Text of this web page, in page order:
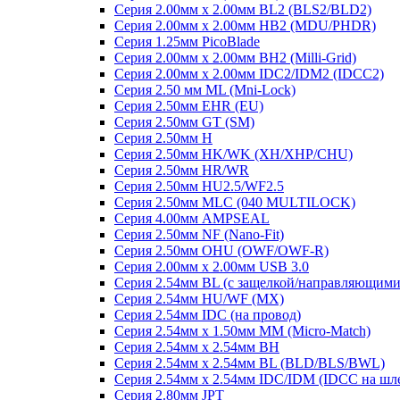
Серия 2.00мм x 2.00мм BL2 (BLS2/BLD2)
Серия 2.00мм x 2.00мм HB2 (MDU/PHDR)
Серия 1.25мм PicoBlade
Серия 2.00мм х 2.00мм BH2 (Milli-Grid)
Серия 2.00мм х 2.00мм IDC2/IDM2 (IDCC2)
Серия 2.50 мм ML (Mni-Lock)
Серия 2.50мм EHR (EU)
Серия 2.50мм GT (SM)
Серия 2.50мм H
Серия 2.50мм HK/WK (XH/XHP/CHU)
Серия 2.50мм HR/WR
Серия 2.50мм HU2.5/WF2.5
Серия 2.50мм MLC (040 MULTILOCK)
Серия 4.00мм AMPSEAL
Серия 2.50мм NF (Nano-Fit)
Серия 2.50мм OHU (OWF/OWF-R)
Серия 2.00мм x 2.00мм USB 3.0
Серия 2.54мм BL (с защелкой/
Серия 2.54мм HU/WF (MX)
Серия 2.54мм IDC (на провод)
Серия 2.54мм х 1.50мм MM (Micro-Match)
Серия 2.54мм х 2.54мм BH
Серия 2.54мм х 2.54мм BL (BLD/BLS/BWL)
Серия 2.54мм х 2.54мм IDC/IDM (IDCC на
Серия 2.80мм JPT